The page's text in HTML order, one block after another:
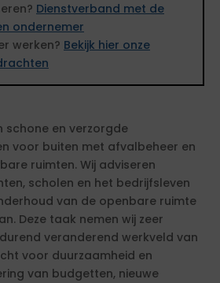
Dienstverband met de
ondernemer
werken? Bekijk hier onze
schone en verzorgde
voor buiten met afvalbeheer en
ruimten. Wij adviseren
scholen en het bedrijfsleven
van de openbare ruimte
Deze taak nemen wij zeer
veranderend werkveld van
voor duurzaamheid en
van budgetten, nieuwe